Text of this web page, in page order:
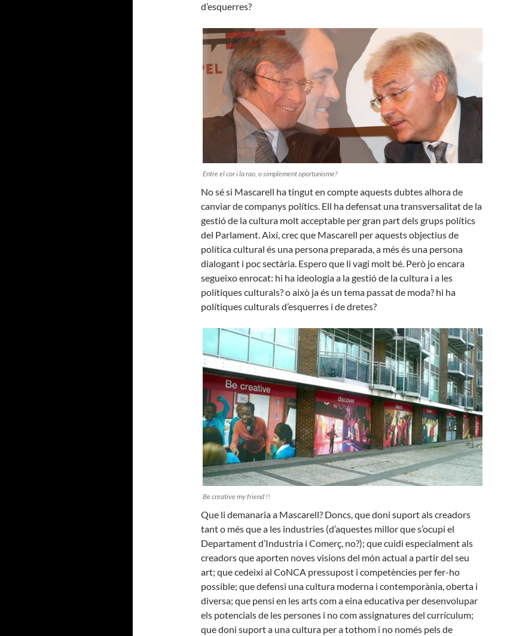
d’esquerres?
Entre el cor i la rao, o simplement oportunisme?
No sé si Mascarell ha tingut en compte aquests dubtes alhora de
canviar de companys polítics. Ell ha defensat una transversalitat de la
gestió de la cultura molt acceptable per gran part dels grups polítics
del Parlament. Així, crec que Mascarell per aquests objectius de
política cultural és una persona preparada, a més és una persona
dialogant i poc sectària. Espero que li vagi molt bé. Però jo encara
segueixo enrocat: hi ha ideologia a la gestió de la cultura i a les
polítiques culturals? o això ja és un tema passat de moda? hi ha
polítiques culturals d’esquerres i de dretes?
Be creative my friend !!
Que li demanaria a Mascarell? Doncs, que doni suport als creadors
tant o més que a les industries (d’aquestes millor que s’ocupi el
Departament d’Industria i Comerç, no?); que cuidi especialment als
creadors que aporten noves visions del món actual a partir del seu
art; que cedeixi al CoNCA pressupost i competències per fer-ho
possible; que defensi una cultura moderna i contemporània, oberta i
diversa; que pensi en les arts com a eina educativa per desenvolupar
els potencials de les persones i no com assignatures del currículum;
que doni suport a una cultura per a tothom i no només pels de